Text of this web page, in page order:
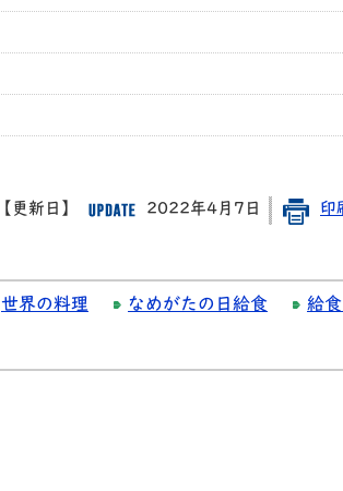
【更新日】 2022年4月7日 印
世界の料理 なめがたの日給食 給